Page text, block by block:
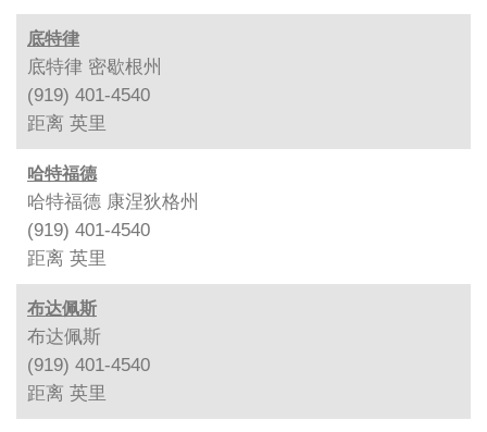
底特律
底特律 密歇根州
(919) 401-4540
距离 英里
哈特福德
哈特福德 康涅狄格州
(919) 401-4540
距离 英里
布达佩斯
布达佩斯
(919) 401-4540
距离 英里